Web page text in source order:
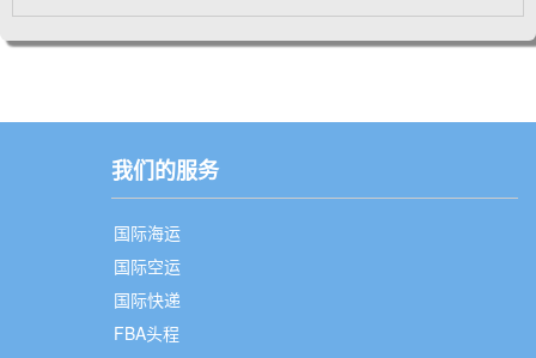
我们的服务
国际海运
国际空运
国际快递
FBA头程